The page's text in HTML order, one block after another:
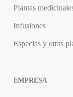
Plantas
Infusiones
Especias y otras
EMPRESA